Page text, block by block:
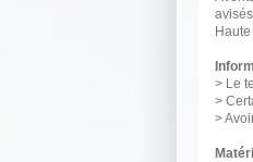
> Le
>
>